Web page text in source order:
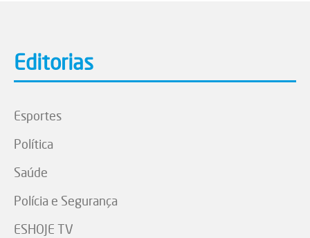
Editorias
Esportes
Política
Saúde
Polícia e Segurança
ESHOJE TV